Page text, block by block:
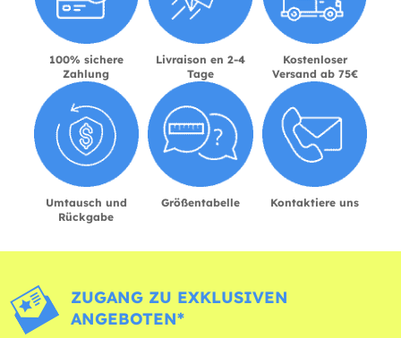
100% sichere
Zahlung
Livraison en 2-4
Tage
Kostenloser
Versand ab 75€
Umtausch und
Rückgabe
Größentabelle Kontaktiere uns
ZUGANG ZU EXKLUSIVEN
ANGEBOTEN*